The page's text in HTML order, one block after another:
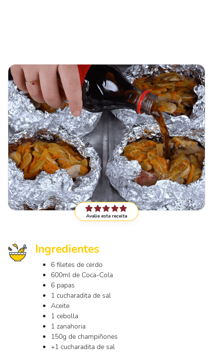
Avalie esta receita
Ingredientes
6 filetes de cerdo
600ml de Coca-Cola
6 papas
1 cucharadita de sal
Aceite
1 cebolla
1 zanahoria
150g de champiñones
+1 cucharadita de sal